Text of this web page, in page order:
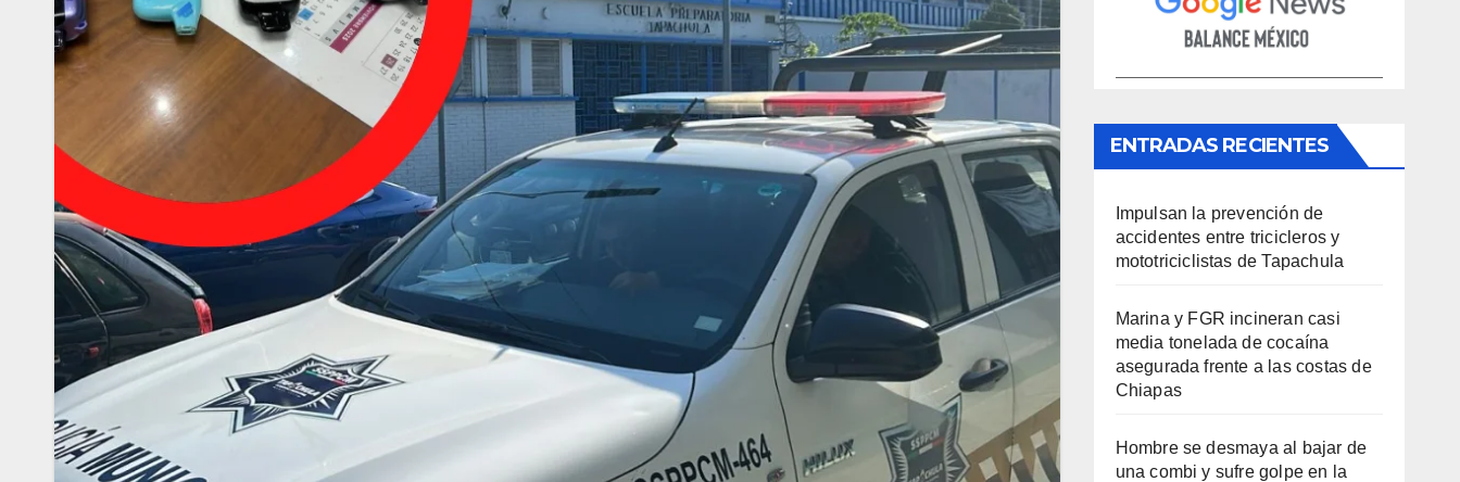
ENTRADAS RECIENTES
Impulsan la prevención de
accidentes entre tricicleros y
mototriciclistas de Tapachula
Marina y FGR incineran casi
media tonelada de cocaína
asegurada frente a las costas de
Chiapas
Hombre se desmaya al bajar de
una combi y sufre golpe en la